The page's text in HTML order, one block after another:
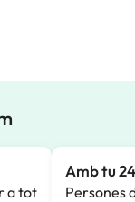
a tot
Amb tu
Persones